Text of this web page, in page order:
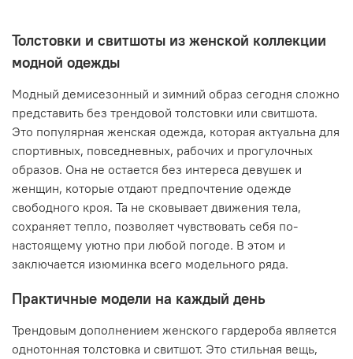
Толстовки и свитшоты из женской коллекции
модной одежды
Модный демисезонный и зимний образ сегодня сложно
представить без трендовой толстовки или свитшота.
Это популярная женская одежда, которая актуальна для
спортивных, повседневных, рабочих и прогулочных
образов. Она не остается без интереса девушек и
женщин, которые отдают предпочтение одежде
свободного кроя. Та не сковывает движения тела,
сохраняет тепло, позволяет чувствовать себя по-
настоящему уютно при любой погоде. В этом и
заключается изюминка всего модельного ряда.
Практичные модели на каждый день
Трендовым дополнением женского гардероба является
однотонная толстовка и свитшот. Это стильная вещь,